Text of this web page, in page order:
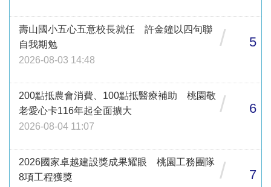
壽山國小五心五意校長就任 許金鐘以四句聯
自我期勉
2026-08-03 14:48
/ 5
200點抵農會消費、100點抵醫療補助 桃園敬
老愛心卡116年起全面擴大
2026-08-04 11:07
/ 6
2026國家卓越建設獎成果耀眼 桃園工務團隊
8項工程獲獎
/ 7